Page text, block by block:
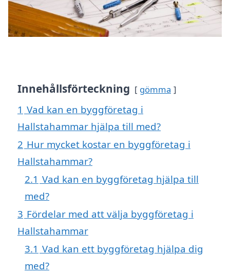
Innehållsförteckning gömma
1 Vad kan en byggföretag i
Hallstahammar hjälpa till med?
2 Hur mycket kostar en byggföretag i
Hallstahammar?
2.1 Vad kan en byggföretag hjälpa till
med?
3 Fördelar med att välja byggföretag i
Hallstahammar
3.1 Vad kan ett byggföretag hjälpa dig
med?